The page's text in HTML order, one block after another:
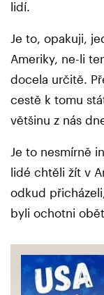
lidí.
Je to, opakuji,
Ameriky, ne-li
docela určitě.
cestě k tomu
většinu z nás
Je to nesmírně
lidé chtěli žít v
odkud
byli ochotni